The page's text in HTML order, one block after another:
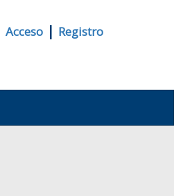
Acceso | Registro